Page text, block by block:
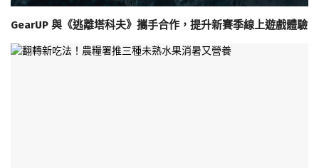
GearUP 與《逃離塔科夫》攜手合作，提升新賽季線上遊戲體驗